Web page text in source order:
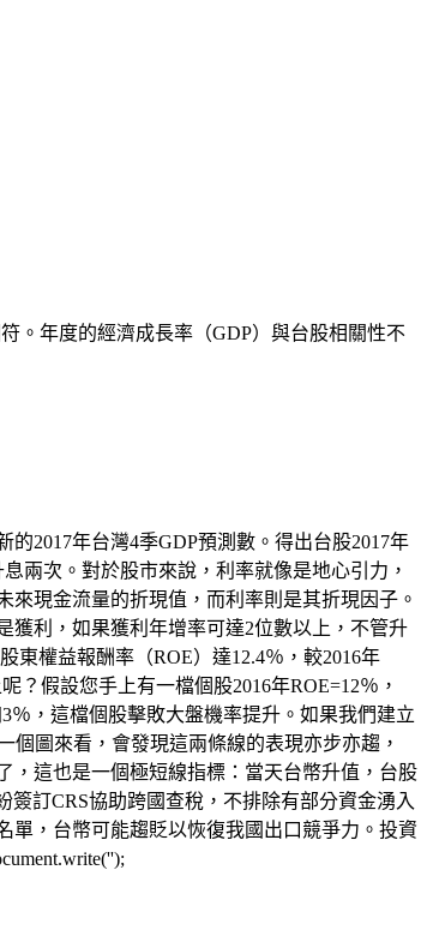
。年度的經濟成長率（GDP）與台股相關性不
2017年台灣4季GDP預測數。得出台股2017年
兩次。對於股市來說，利率就像是地心引力，
現金流量的折現值，而利率則是其折現因子。
獲利，如果獲利年增率可達2位數以上，不管升
東權益報酬率（ROE）達12.4％，較2016年
假設您手上有一檔個股2016年ROE=12％，
％，這檔個股擊敗大盤機率提升。如果我們建立
圖來看，會發現這兩條線的表現亦步亦趨，
，這也是一個極短線指標：當天台幣升值，台股
訂CRS協助跨國查稅，不排除有部分資金湧入
單，台幣可能趨貶以恢復我國出口競爭力。投資